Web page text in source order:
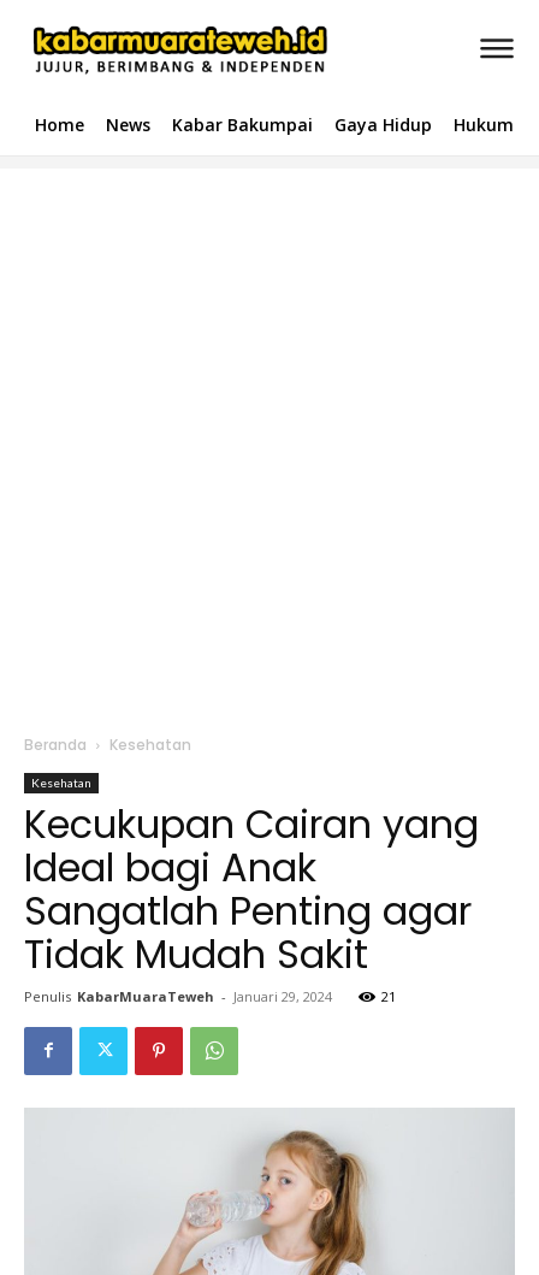
Home News Kabar Bakumpai Gaya Hidup Hukum &
Beranda Kesehatan
Kesehatan
Kecukupan Cairan yang
Ideal bagi Anak
Sangatlah Penting agar
Tidak Mudah Sakit
Penulis KabarMuaraTeweh - Januari 29, 2024 21